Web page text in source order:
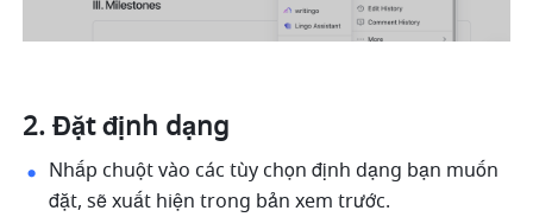
Đặt định dạng
Nhấp chuột vào các tùy chọn định dạng bạn muốn
đặt, sẽ xuất hiện trong bản xem trước.